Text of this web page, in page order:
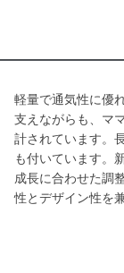
軽量で通気性に優
支えながらも、マ
計されています。
も付いています。
成長に合わせた調
性とデザイン性を